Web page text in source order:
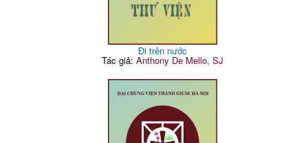
Đi trên nước
Tác giả: Anthony De Mello, SJ